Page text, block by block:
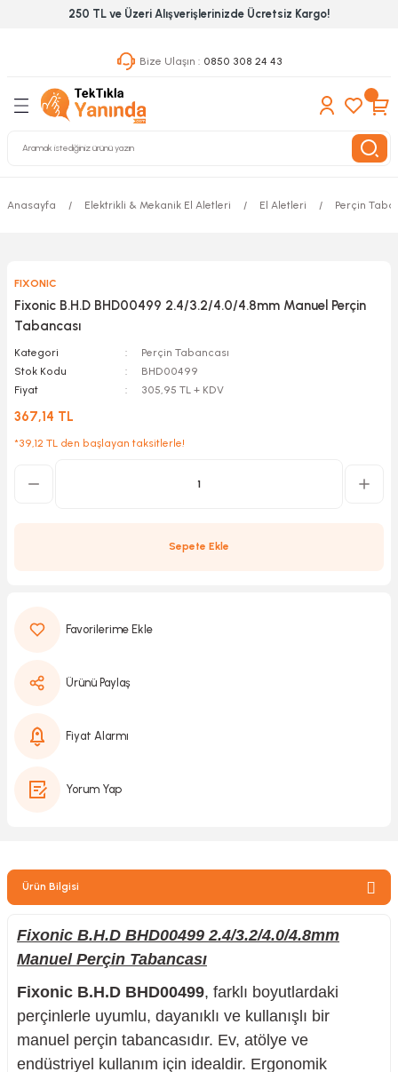
250 TL ve Üzeri Alışverişlerinizde Ücretsiz Kargo!
Bize Ulaşın : 0850 308 24 43
Geri Dön
Geri Dön
& Nalburiye
Grubu
Dolapları
Aletleri
Geri Dön
Anasayfa Elektrikli & Mekanik El Aletleri El Aletleri Perçin
FIXONIC
Fixonic B.H.D BHD00499 2.4/3.2/4.0/4.8mm Manuel Perçin
Tabancası
Kategori
Perçin Tabancası
Stok Kodu
BHD00499
Fiyat
305,95 TL + KDV
367,14 TL
*39,12 TL den başlayan taksitlerle!
Sepete Ekle
Ürünü Paylaş
Fiyat Alarmı
Yorum Yap
Ürün Bilgisi
Fixonic B.H.D BHD00499 2.4/3.2/4.0/4.8mm
Manuel Perçin Tabancası
Fixonic B.H.D BHD00499, farklı boyutlardaki
perçinlerle uyumlu, dayanıklı ve kullanışlı bir
manuel perçin tabancasıdır. Ev, atölye ve
endüstriyel kullanım için idealdir. Ergonomik